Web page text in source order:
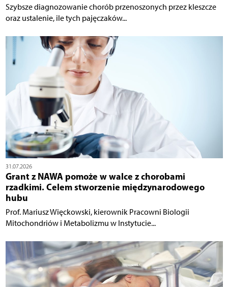
Szybsze diagnozowanie chorób przenoszonych przez kleszcze
oraz ustalenie, ile tych pajęczaków...
31.07.2026
Grant z NAWA pomoże w walce z chorobami
rzadkimi. Celem stworzenie międzynarodowego
hubu
Prof. Mariusz Więckowski, kierownik Pracowni Biologii
Mitochondriów i Metabolizmu w Instytucie...